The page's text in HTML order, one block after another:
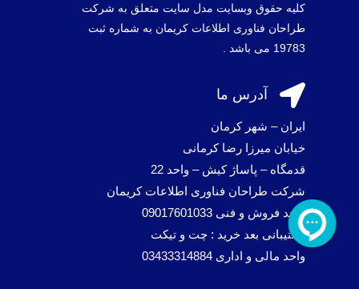
کلیه حقوق وبسایت مدل سایت متعلق به شرکت
طراحان فناوری اطلاعات کریمان به شماره ثبت
19783 می باشد .
 آدرس ما
ایران – شهر کرمان
خیابان میرزا رضا کرمانی
قدمگاه – پاساژ کیش – واحد 22
شرکت طراحان فناوری اطلاعات کریمان
واحد فروش و فنی 09017601033
پشتیبانی بعد خرید : چت و تیکت
واحد مالی و اداری 03433314884